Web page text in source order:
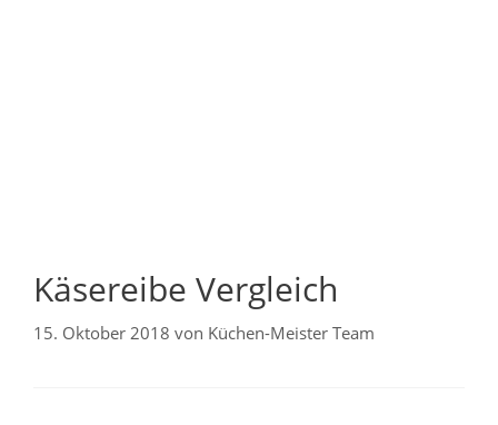
Käsereibe Vergleich
15. Oktober 2018 von Küchen-Meister Team